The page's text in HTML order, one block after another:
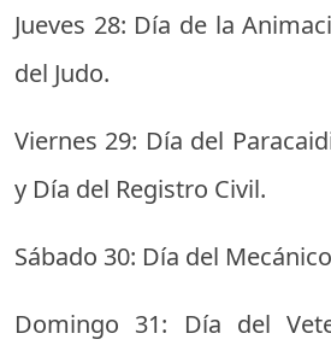
Jueves 28: Día de la
del Judo.
Viernes 29: Día del
y Día del Registro Civil.
Sábado 30: Día del
Domingo 31: Día del